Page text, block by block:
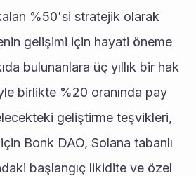
%50'si stratejik olarak
gelişimi için hayati öneme
bulunanlara üç yıllık bir hak
birlikte %20 oranında pay
geliştirme teşvikleri,
Bonk DAO, Solana tabanlı
başlangıç ​​likidite ve özel